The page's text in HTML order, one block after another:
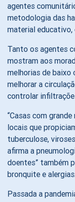
agentes
metodologia das
material educativo,
Tanto os agentes
mostram aos
melhorias de baixo
melhorar a
controlar
“Casas com
locais que
tuberculose,
afirma a
doentes” também
bronquite e alergias.
Passada a